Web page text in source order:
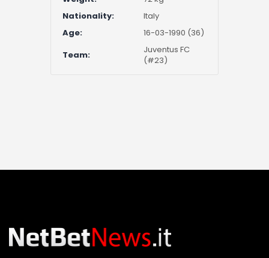
Nationality:
Italy
Age:
16-03-1990 (36)
Team:
Juventus FC
(#23)